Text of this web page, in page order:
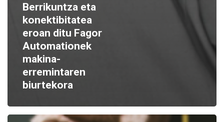
Berrikuntza eta
konektibitatea
eroan ditu Fagor
Automationek
makina-
erremintaren
biurtekora